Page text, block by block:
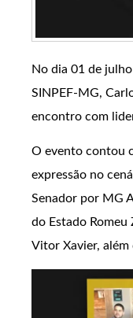
No dia 01 de
SINPEF-MG,
encontro com
O evento contou
expressão no
Senador por MG
do Estado Romeu
Vitor Xavier, além